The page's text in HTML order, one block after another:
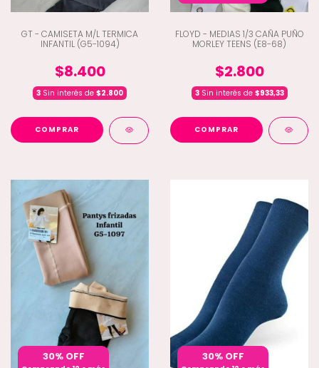
GT - CAMISETA M/L TERMICA
INFANTIL (G5-1094)
$8.400
3 Sin interés de $2.800
COMPRAR
FLOYD - MEDIAS 1/3 CAÑA PUÑO
MORLEY TEENS (E8-68)
$2.800
3Sin interés de $933,33
COMPRAR
30% OFF 30% OFF